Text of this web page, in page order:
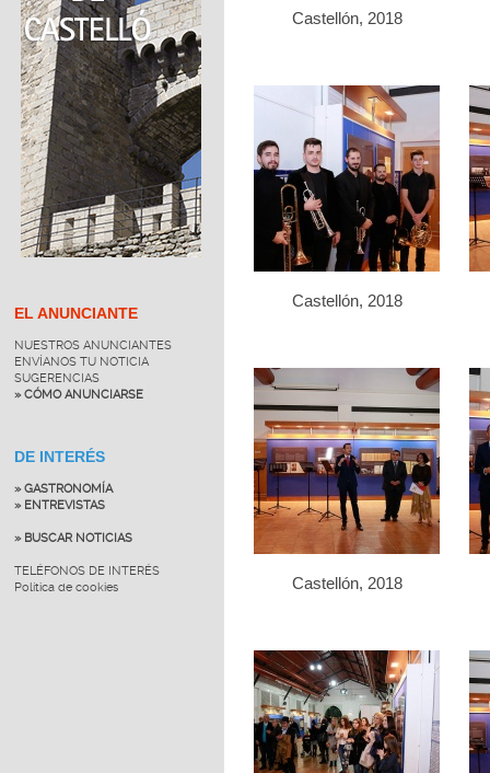
EL ANUNCIANTE
NUESTROS ANUNCIANTES
ENVÍANOS TU NOTICIA
SUGERENCIAS
» CÓMO ANUNCIARSE
DE INTERÉS
» GASTRONOMÍA
» ENTREVISTAS
» BUSCAR NOTICIAS
TELÉFONOS DE INTERÉS
Política de cookies
Castellón, 2018
Castellón, 2018
Castellón, 2018